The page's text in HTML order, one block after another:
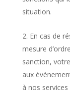
situation.
En cas de
mesure
sanction,
aux
à nos